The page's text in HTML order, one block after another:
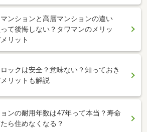
ンションと高層マンションの違い
て後悔しない？タワマンのメリッ
リット
ックは安全？意味ない？知っておき
リットも解説
ンの耐用年数は47年って本当？寿命
ら住めなくなる？